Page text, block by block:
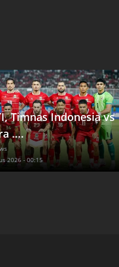
Timnas Indonesia vs
....
2026 - 00:15